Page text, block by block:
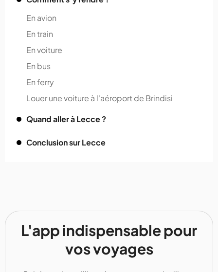
En avion
En train
En voiture
En bus
En ferry
Louer une voiture à l'aéroport de Brindisi
Quand aller à Lecce ?
Conclusion sur Lecce
L'app indispensable pour
vos voyages